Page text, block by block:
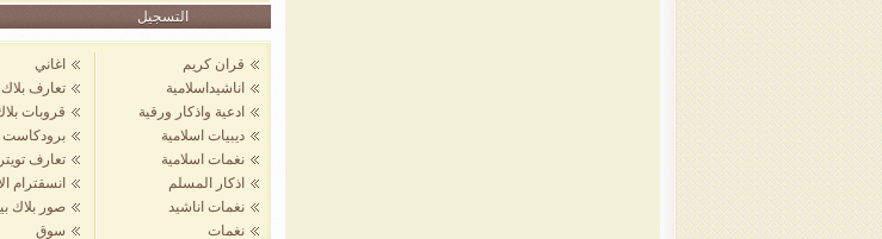
التسجيل
قران كريم
اناشيداسلامية
ادعية واذكار ورقية
ديبيات اسلامية
نغمات اسلامية
اذكار المسلم
نغمات اناشيد
نغمات
اغاني
تعارف
قروبات
برودكاست
تعارف تويتر
انسقترام
صور بلاك
سوق